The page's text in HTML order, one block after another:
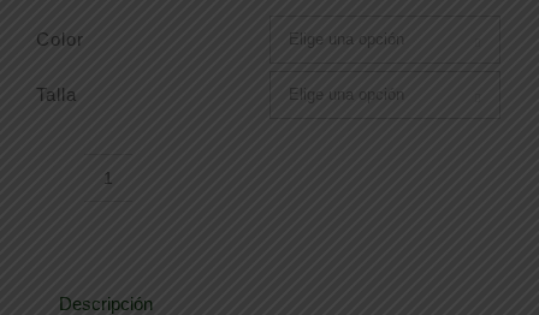
Color
Talla
Descripción